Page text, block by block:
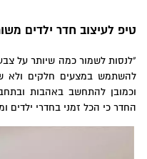
טיפ לעיצוב חדר ילדים
"לנסות לשמור כמה שיותר על
להשתמש במצעים חלקים ולא
וכמובן להתחשב באהבות
החדר כי הכל זמני בחדרי ילדים